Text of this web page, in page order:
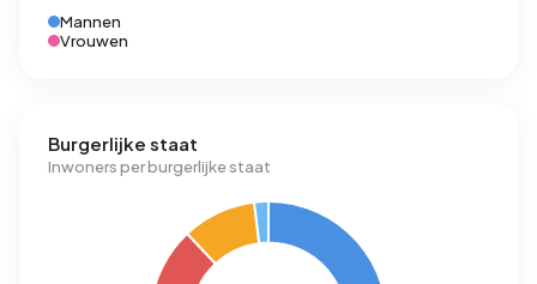
Mannen
Vrouwen
Burgerlijke staat
Inwoners per burgerlijke staat